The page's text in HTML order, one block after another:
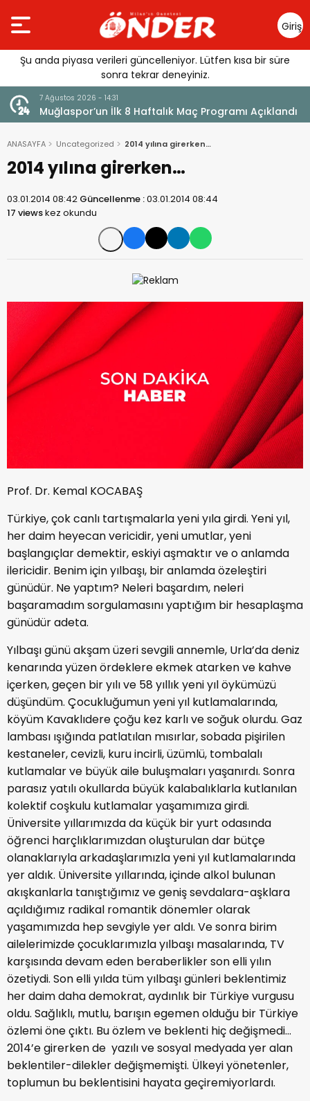
Giriş
Yap
Şu anda piyasa verileri güncelleniyor. Lütfen kısa bir süre
sonra tekrar deneyiniz.
7 Ağustos 2026 - 14:31
Muğlaspor’un İlk 8 Haftalık Maç Programı Açıklandı
ANASAYFA Uncategorized 2014 yılına girerken…
2014 yılına girerken…
03.01.2014 08:42 Güncellenme :03.01.2014 08:44
17 viewskez okundu
Prof. Dr. Kemal KOCABAŞ
Türkiye, çok canlı tartışmalarla yeni yıla girdi. Yeni yıl,
her daim heyecan vericidir, yeni umutlar, yeni
başlangıçlar demektir, eskiyi aşmaktır ve o anlamda
ilericidir. Benim için yılbaşı, bir anlamda özeleştiri
günüdür. Ne yaptım? Neleri başardım, neleri
başaramadım sorgulamasını yaptığım bir hesaplaşma
günüdür adeta.
Yılbaşı günü akşam üzeri sevgili annemle, Urla’da deniz
kenarında yüzen ördeklere ekmek atarken ve kahve
içerken, geçen bir yılı ve 58 yıllık yeni yıl öykümüzü
düşündüm. Çocukluğumun yeni yıl kutlamalarında,
köyüm Kavaklıdere çoğu kez karlı ve soğuk olurdu. Gaz
lambası ışığında patlatılan mısırlar, sobada pişirilen
kestaneler, cevizli, kuru incirli, üzümlü, tombalalı
kutlamalar ve büyük aile buluşmaları yaşanırdı. Sonra
parasız yatılı okullarda büyük kalabalıklarla kutlanılan
kolektif coşkulu kutlamalar yaşamımıza girdi.
Üniversite yıllarımızda da küçük bir yurt odasında
öğrenci harçlıklarımızdan oluşturulan dar bütçe
olanaklarıyla arkadaşlarımızla yeni yıl kutlamalarında
yer aldık. Üniversite yıllarında, içinde alkol bulunan
akışkanlarla tanıştığımız ve geniş sevdalara-aşklara
açıldığımız radikal romantik dönemler olarak
yaşamımızda hep sevgiyle yer aldı. Ve sonra birim
ailelerimizde çocuklarımızla yılbaşı masalarında, TV
karşısında devam eden beraberlikler son elli yılın
özetiydi. Son elli yılda tüm yılbaşı günleri beklentimiz
her daim daha demokrat, aydınlık bir Türkiye vurgusu
oldu. Sağlıklı, mutlu, barışın egemen olduğu bir Türkiye
özlemi öne çıktı. Bu özlem ve beklenti hiç değişmedi…
2014’e girerken de yazılı ve sosyal medyada yer alan
beklentiler-dilekler değişmemişti. Ülkeyi yönetenler,
toplumun bu beklentisini hayata geçiremiyorlardı.